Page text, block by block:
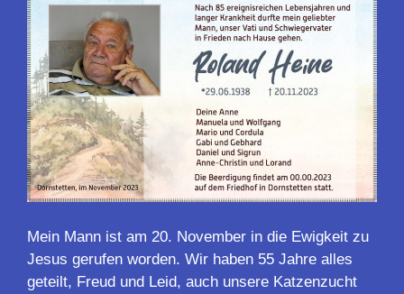
Mein Mann ist am 20. November in die Ewigkeit zu
Jesus gerufen worden. Wir haben 55 Jahre alles
geteilt, Freud und Leid, auch unsere Katzenzucht